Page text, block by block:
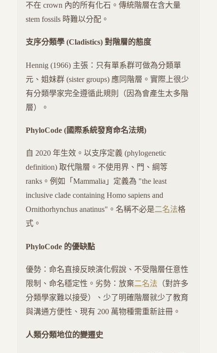
不在 crown 內的所有化石。傳統階層在含大量
stem fossils 時難以分配。
支序分類學 (Cladistics) 對階層的態度
Hennig (1966) 主張：只有單系群可做為分類單
元、姐妹群 (sister groups) 應同階層。實際上很少
有分類學家完全遵循此規則（因為會產生太多階
層）。
PhyloCode (國際系統發育命名法規)
自 2020 年生效。以支序定義 (phylogenetic
definition) 取代階層。不使用界、門、綱等
ranks。例如「Mammalia」定義為 "the least
inclusive clade containing Homo sapiens and
Ornithorhynchus anatinus"。名稱不必是二名法格
式。
PhyloCode 的優缺點
優勢：命名直接反映演化假說、不受階層任意性
限制、命名穩定性。劣勢：放棄二名法 （對許多
分類學家難以接受）、少了明確階層就少了教育
與溝通方便性、現有 200 萬物種需重新註冊。
人類分類地位的變遷史